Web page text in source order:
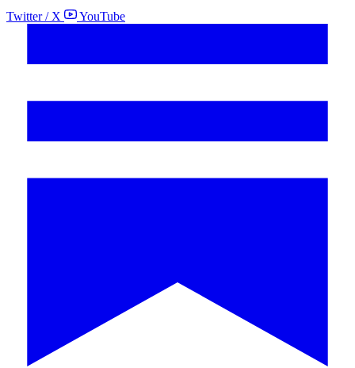
Twitter / X YouTube